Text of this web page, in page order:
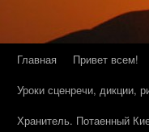
Главная Привет всем!
Уроки сценречи, дикции,
Хранитель. Потаенный